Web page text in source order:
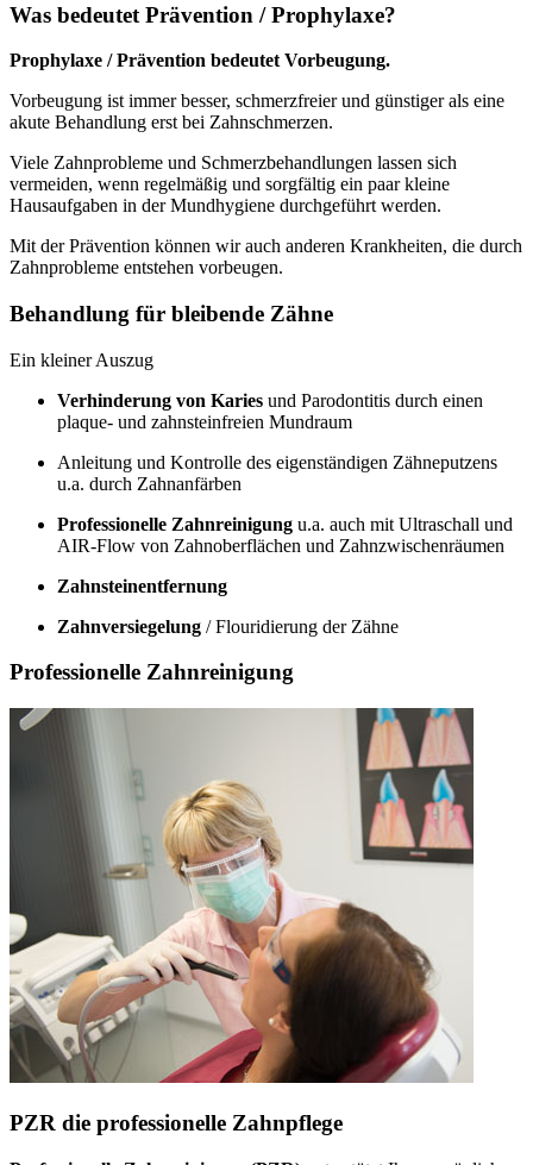
Was bedeutet Prävention / Prophylaxe?
Prophylaxe / Prävention bedeutet Vorbeugung.
Vorbeugung ist immer besser, schmerzfreier und günstiger als eine
akute Behandlung erst bei Zahnschmerzen.
Viele Zahnprobleme und Schmerzbehandlungen lassen sich
vermeiden, wenn regelmäßig und sorgfältig ein paar kleine
Hausaufgaben in der Mundhygiene durchgeführt werden.
Mit der Prävention können wir auch anderen Krankheiten, die durch
Zahnprobleme entstehen vorbeugen.
Behandlung für bleibende Zähne
Ein kleiner Auszug
Verhinderung von Karies und Parodontitis durch einen
plaque- und zahnsteinfreien Mundraum
Anleitung und Kontrolle des eigenständigen Zähneputzens
u.a. durch Zahnanfärben
Professionelle Zahnreinigung u.a. auch mit Ultraschall und
AIR-Flow von Zahnoberflächen und Zahnzwischenräumen
Zahnsteinentfernung
Zahnversiegelung / Flouridierung der Zähne
Professionelle Zahnreinigung
PZR die professionelle Zahnpflege